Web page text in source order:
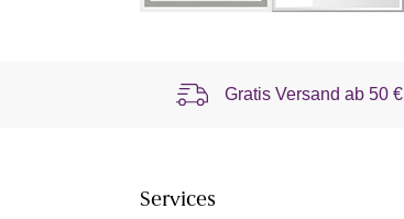
Gratis Versand ab50 €
Services